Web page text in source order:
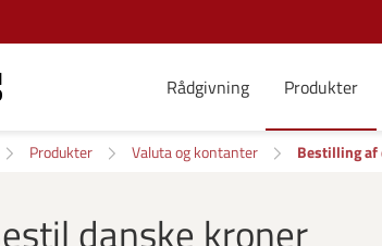
Rådgivning Produkter
Produkter Valuta og kontanter Bestilling af
danske kroner